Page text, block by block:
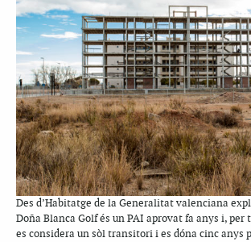
Des d’Habitatge de la Generalitat valenciana
Doña Blanca Golf és un PAI aprovat fa anys i, per
es considera un sòl transitori i es dóna cinc anys